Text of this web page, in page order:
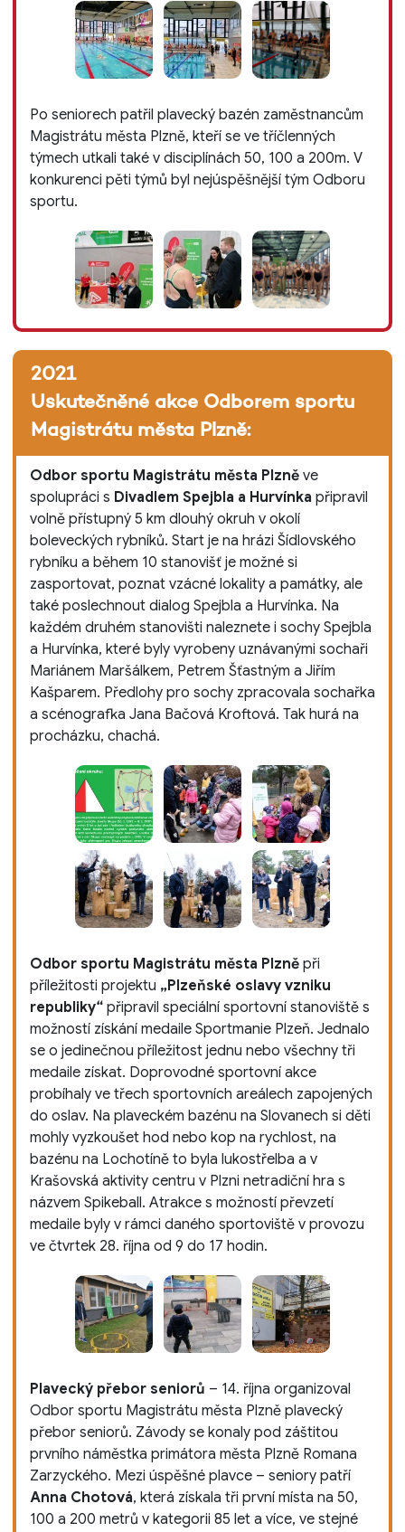
Po seniorech patřil plavecký bazén zaměstnancům
Magistrátu města Plzně, kteří se ve tříčlenných
týmech utkali také v disciplínách 50, 100 a 200m. V
konkurenci pěti týmů byl nejúspěšnější tým Odboru
sportu.
2021
Uskutečněné akce Odborem sportu
Magistrátu města Plzně:
Odbor sportu Magistrátu města Plzně ve
spolupráci s Divadlem Spejbla a Hurvínka připravil
volně přístupný 5 km dlouhý okruh v okolí
boleveckých rybníků. Start je na hrázi Šídlovského
rybníku a během 10 stanovišť je možné si
zasportovat, poznat vzácné lokality a památky, ale
také poslechnout dialog Spejbla a Hurvínka. Na
každém druhém stanovišti naleznete i sochy Spejbla
a Hurvínka, které byly vyrobeny uznávanými sochaři
Mariánem Maršálkem, Petrem Šťastným a Jiřím
Kašparem. Předlohy pro sochy zpracovala sochařka
a scénografka Jana Bačová Kroftová. Tak hurá na
procházku, chachá.
Odbor sportu Magistrátu města Plzně při
příležitosti projektu „Plzeňské oslavy vzniku
republiky“ připravil speciální sportovní stanoviště s
možností získání medaile Sportmanie Plzeň. Jednalo
se o jedinečnou příležitost jednu nebo všechny tři
medaile získat. Doprovodné sportovní akce
probíhaly ve třech sportovních areálech zapojených
do oslav. Na plaveckém bazénu na Slovanech si děti
mohly vyzkoušet hod nebo kop na rychlost, na
bazénu na Lochotíně to byla lukostřelba a v
Krašovská aktivity centru v Plzni netradiční hra s
názvem Spikeball. Atrakce s možností převzetí
medaile byly v rámci daného sportoviště v provozu
ve čtvrtek 28. října od 9 do 17 hodin.
Plavecký přebor seniorů – 14. října organizoval
Odbor sportu Magistrátu města Plzně plavecký
přebor seniorů. Závody se konaly pod záštitou
prvního náměstka primátora města Plzně Romana
Zarzyckého. Mezi úspěšné plavce – seniory patří
Anna Chotová, která získala tři první místa na 50,
100 a 200 metrů v kategorii 85 let a více, ve stejné